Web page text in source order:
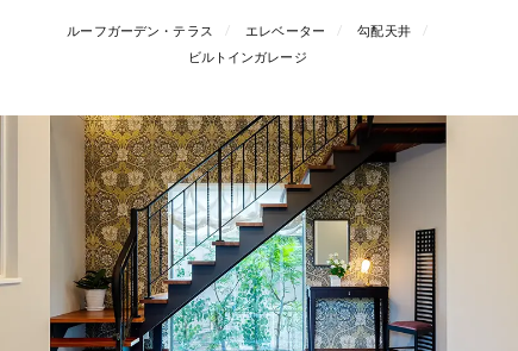
ルーフガーデン・テラス エレベーター
勾配天井
ビルトインガレージ